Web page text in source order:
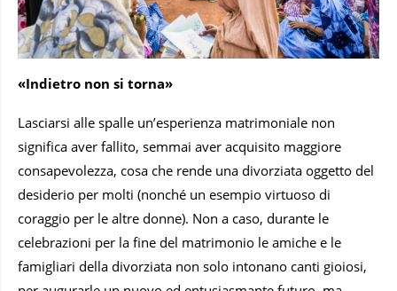
«Indietro non si torna»
Lasciarsi alle spalle un’esperienza matrimoniale non
significa aver fallito, semmai aver acquisito maggiore
consapevolezza, cosa che rende una divorziata oggetto del
desiderio per molti (nonché un esempio virtuoso di
coraggio per le altre donne). Non a caso, durante le
celebrazioni per la fine del matrimonio le amiche e le
famigliari della divorziata non solo intonano canti gioiosi,